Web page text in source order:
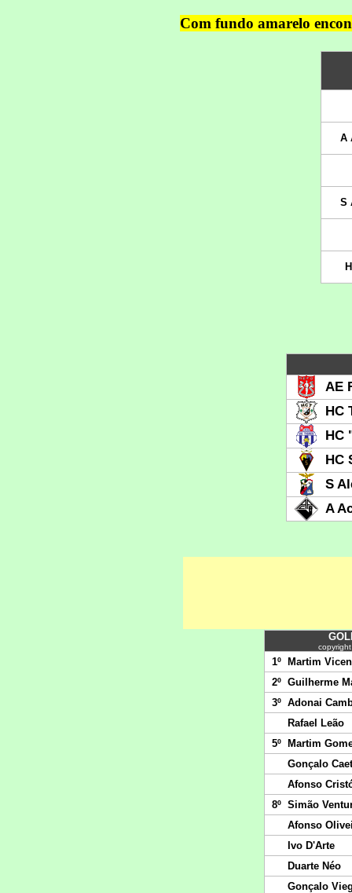
Com fundo amarelo